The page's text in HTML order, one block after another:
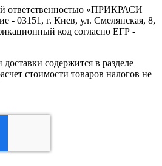
ответственностью «ПРИКРАСИ
- 03151, г. Киев, ул. Смелянская, 8,
код согласно ЕГР -
содержится в разделе
стоимости товаров налогов не